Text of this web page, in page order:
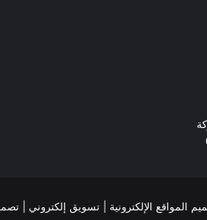
المواقع الإلكترونية | تسويق إلكتروني |